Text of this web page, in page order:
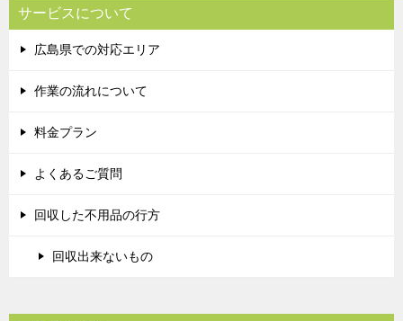
サービスについて
広島県での対応エリア
作業の流れについて
料金プラン
よくあるご質問
回収した不用品の行方
回収出来ないもの